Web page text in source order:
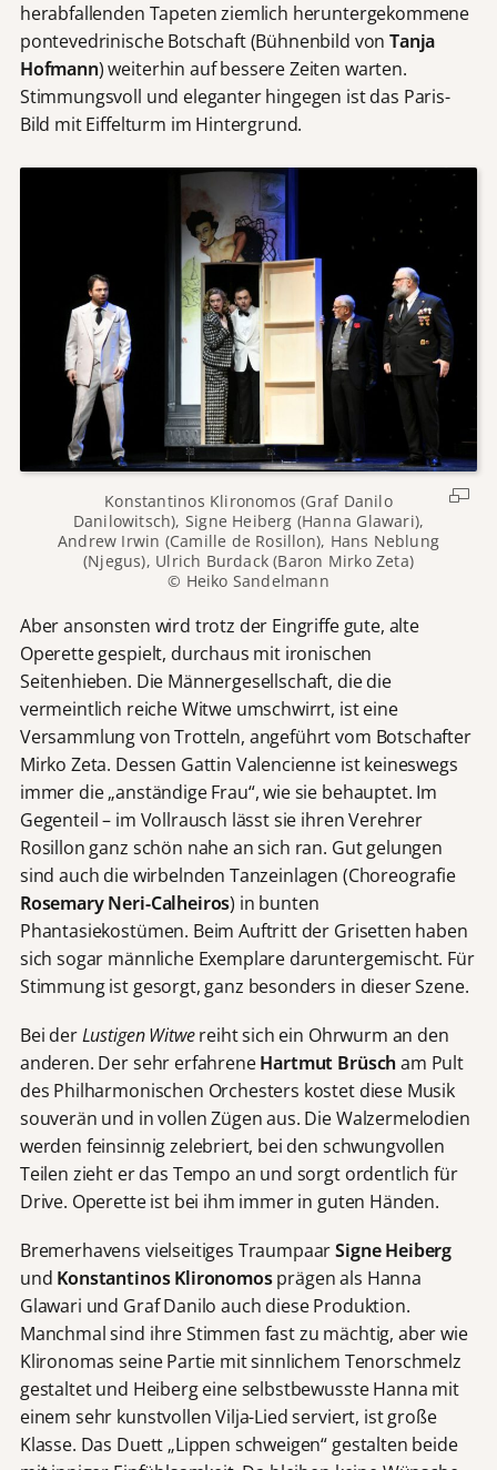
herabfallenden Tapeten ziemlich heruntergekommene
pontevedrinische Botschaft (Bühnenbild vonTanja
Hofmann) weiterhin auf bessere Zeiten warten.
Stimmungsvoll und eleganter hingegen ist das Paris-
Bild mit Eiffelturm im Hintergrund.
Konstantinos Klironomos (Graf Danilo
Danilowitsch), Signe Heiberg (Hanna Glawari),
Andrew Irwin (Camille de Rosillon), Hans Neblung
(Njegus), Ulrich Burdack (Baron Mirko Zeta)
© Heiko Sandelmann
Aber ansonsten wird trotz der Eingriffe gute, alte
Operette gespielt, durchaus mit ironischen
Seitenhieben. Die Männergesellschaft, die die
vermeintlich reiche Witwe umschwirrt, ist eine
Versammlung von Trotteln, angeführt vom Botschafter
Mirko Zeta. Dessen Gattin Valencienne ist keineswegs
immer die „anständige Frau“, wie sie behauptet. Im
Gegenteil – im Vollrausch lässt sie ihren Verehrer
Rosillon ganz schön nahe an sich ran. Gut gelungen
sind auch die wirbelnden Tanzeinlagen (Choreografie
Rosemary Neri-Calheiros) in bunten
Phantasiekostümen. Beim Auftritt der Grisetten haben
sich sogar männliche Exemplare daruntergemischt. Für
Stimmung ist gesorgt, ganz besonders in dieser Szene.
Bei derLustigen Witwereiht sich ein Ohrwurm an den
anderen. Der sehr erfahreneHartmut Brüscham Pult
des Philharmonischen Orchesters kostet diese Musik
souverän und in vollen Zügen aus. Die Walzermelodien
werden feinsinnig zelebriert, bei den schwungvollen
Teilen zieht er das Tempo an und sorgt ordentlich für
Drive. Operette ist bei ihm immer in guten Händen.
Bremerhavens vielseitiges TraumpaarSigne Heiberg
und Konstantinos Klironomosprägen als Hanna
Glawari und Graf Danilo auch diese Produktion.
Manchmal sind ihre Stimmen fast zu mächtig, aber wie
Klironomas seine Partie mit sinnlichem Tenorschmelz
gestaltet und Heiberg eine selbstbewusste Hanna mit
einem sehr kunstvollen Vilja-Lied serviert, ist große
Klasse. Das Duett „Lippen schweigen“ gestalten beide